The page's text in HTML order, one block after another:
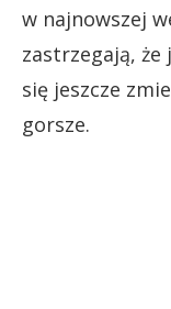
w najnowszej
zastrzegają, że
się jeszcze
gorsze.